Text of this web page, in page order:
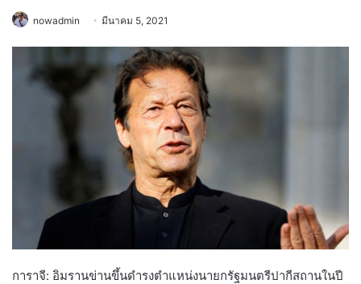
nowadmin มีนาคม 5, 2021
การาจี: อิมรานข่านขึ้นดำรงตำแหน่งนายกรัฐมนตรีปากีสถานในปี